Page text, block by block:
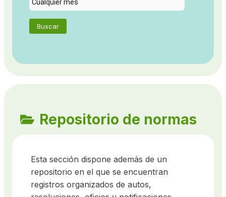
Buscar
Repositorio de normas
Esta sección dispone además de un
repositorio en el que se encuentran
registros organizados de autos,